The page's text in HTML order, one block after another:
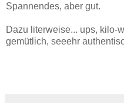
Spannendes, aber gut.
Dazu literweise... ups, kilo-
gemütlich, seeehr